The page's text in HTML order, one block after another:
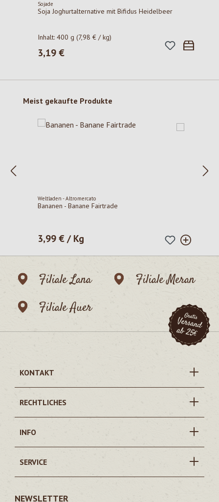
Sojade
Soja Joghurtalternative mit Bifidus Heidelbeer
Inhalt:400 g(7,98 € / kg)
Regulärer Preis:
3,19 €
Produktgalerie überspringen
Meist gekaufte Produkte
Weltladen - Altromercato
Bananen - Banane Fairtrade
Regulärer Preis:
3,99 € / Kg
Filiale Lana
Filiale Meran
Filiale Auer
KONTAKT
RECHTLICHES
INFO
SERVICE
NEWSLETTER